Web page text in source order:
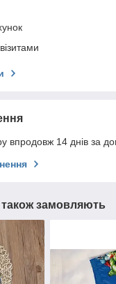
впродовж 14 днів за
замовляють